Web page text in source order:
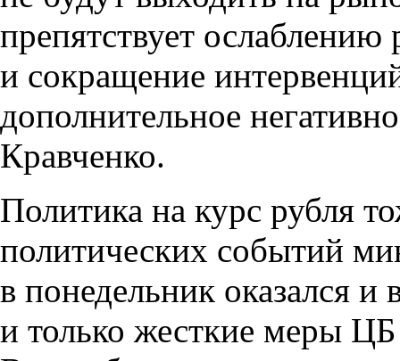
препятствует ослаблению
и сокращение
дополнительное
Кравченко.
Политика на курс рубля
политических событий
в понедельник оказался и
и только жесткие меры ЦБ